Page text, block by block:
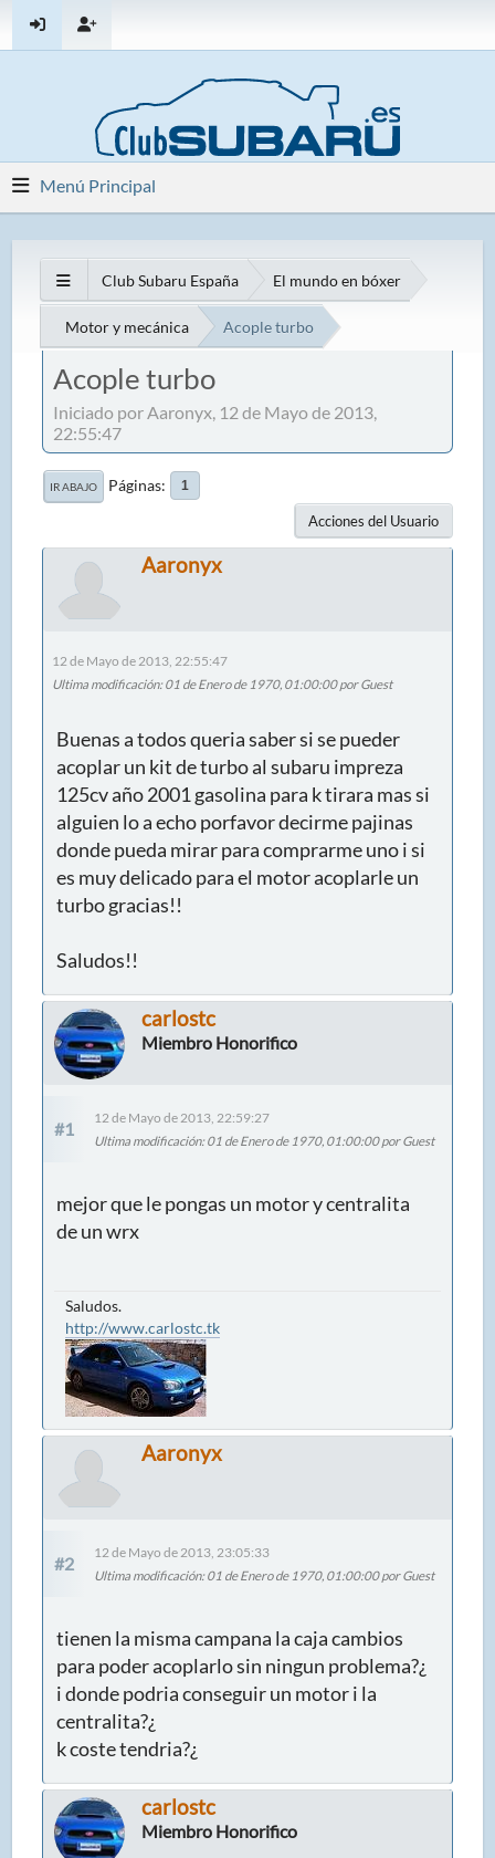
Menú Principal
Club Subaru España El mundo en bóxer
Motor y mecánica Acople turbo
Acople turbo
Iniciado por Aaronyx, 12 de Mayo de 2013,
22:55:47
IR ABAJO Páginas 1
Acciones del Usuario
Aaronyx
12 de Mayo de 2013, 22:55:47
Ultima modificación: 01 de Enero de 1970, 01:00:00 por Guest
Buenas a todos queria saber si se pueder
acoplar un kit de turbo al subaru impreza
125cv año 2001 gasolina para k tirara mas si
alguien lo a echo porfavor decirme pajinas
donde pueda mirar para comprarme uno i si
es muy delicado para el motor acoplarle un
turbo gracias!!
Saludos!!
carlostc
Miembro Honorifico
#1
12 de Mayo de 2013, 22:59:27
Ultima modificación: 01 de Enero de 1970, 01:00:00 por Guest
mejor que le pongas un motor y centralita
de un wrx
Saludos.
http://www.carlostc.tk
Aaronyx
#2
12 de Mayo de 2013, 23:05:33
Ultima modificación: 01 de Enero de 1970, 01:00:00 por Guest
tienen la misma campana la caja cambios
para poder acoplarlo sin ningun problema?¿
i donde podria conseguir un motor i la
centralita?¿
k coste tendria?¿
carlostc
Miembro Honorifico